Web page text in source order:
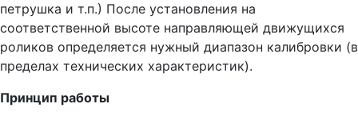
петрушка и т.п.) После установления на
соответственной высоте направляющей движущихся
роликов определяется нужный диапазон калибровки (в
пределах технических характеристик).
Принцип работы